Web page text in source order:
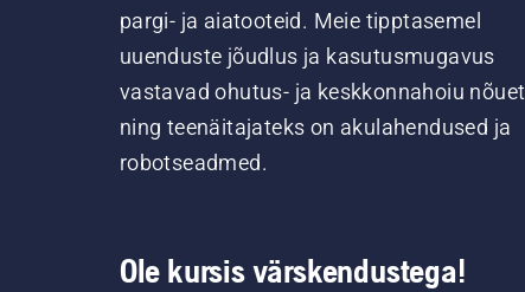
pargi- ja aiatooteid. Meie tipptasemel
uuenduste jõudlus ja kasutusmugavus
vastavad ohutus- ja keskkonnahoiu
ning teenäitajateks on akulahendused ja
robotseadmed.
Ole kursis värskendustega!